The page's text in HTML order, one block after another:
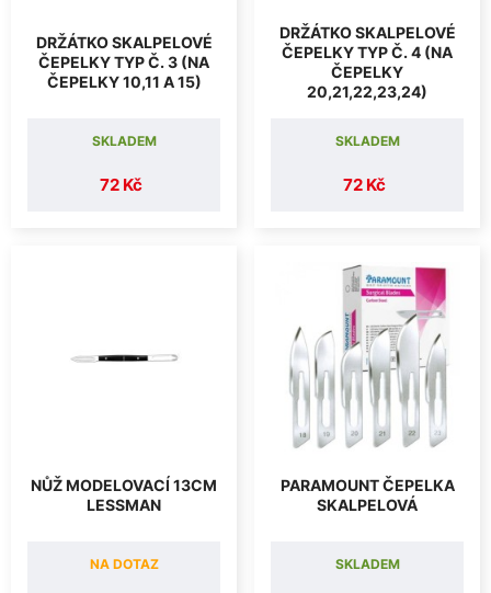
DRŽÁTKO SKALPELOVÉ
ČEPELKY TYP Č. 3 (NA
ČEPELKY 10,11 A 15)
72 Kč
SKLADEM
DRŽÁTKO SKALPELOVÉ
ČEPELKY TYP Č. 4 (NA
ČEPELKY
20,21,22,23,24)
72 Kč
SKLADEM
NŮŽ MODELOVACÍ 13CM
LESSMAN
NA DOTAZ
PARAMOUNT ČEPELKA
SKALPELOVÁ
SKLADEM